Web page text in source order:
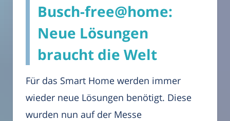
Busch-free@home:
Neue Lösungen
braucht die Welt
Für das Smart Home werden immer
wieder neue Lösungen benötigt. Diese
wurden nun auf der Messe